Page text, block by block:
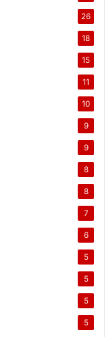
26
18
15
11
10
9
9
8
8
7
6
5
5
5
5